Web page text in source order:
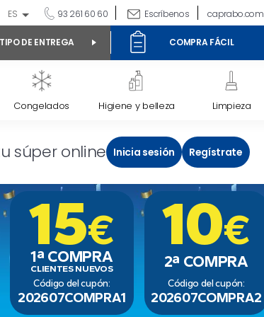
ES 93 261 60 60 Escríbenos caprabo.com
DE ENTREGA COMPRA FÁCIL
Congelados Higiene y belleza Limpieza
súper online Inicia sesión Regístrate
15€
1ª COMPRA
CLIENTES NUEVOS
Código del cupón:
202607COMPRA1
10€
2ª COMPRA
Código del cupón:
202607COMPRA2